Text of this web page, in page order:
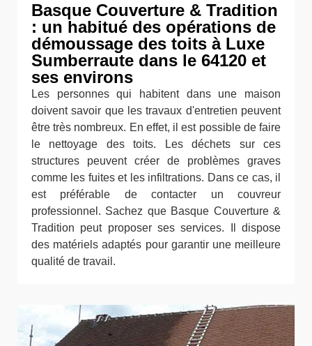
Basque Couverture & Tradition
: un habitué des opérations de
démoussage des toits à Luxe
Sumberraute dans le 64120 et
ses environs
Les personnes qui habitent dans une maison
doivent savoir que les travaux d'entretien peuvent
être très nombreux. En effet, il est possible de faire
le nettoyage des toits. Les déchets sur ces
structures peuvent créer de problèmes graves
comme les fuites et les infiltrations. Dans ce cas, il
est préférable de contacter un couvreur
professionnel. Sachez que Basque Couverture &
Tradition peut proposer ses services. Il dispose
des matériels adaptés pour garantir une meilleure
qualité de travail.